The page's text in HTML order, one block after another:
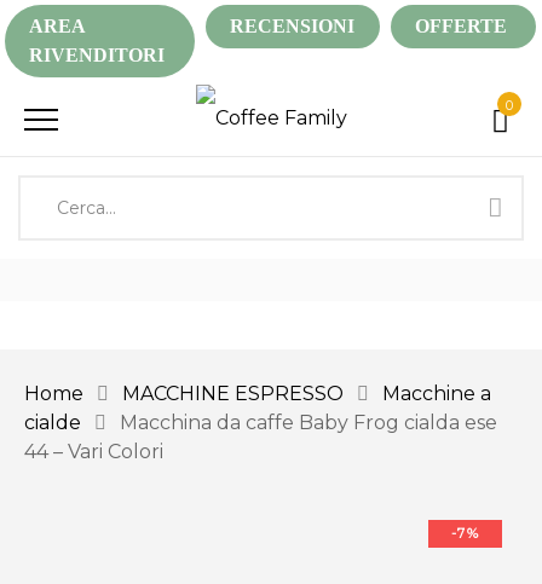
AREA
RIVENDITORI
RECENSIONI OFFERTE
0
Home MACCHINE ESPRESSO
Macchine a
cialde
Macchina da caffe Baby Frog cialda ese
44 – Vari Colori
-7%